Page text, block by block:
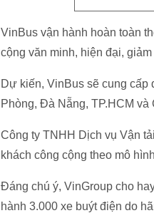
VinBus vận hành hoàn toàn
cộng văn minh, hiện đại,
Dự kiến, VinBus sẽ cung cấp
Phòng, Đà Nẵng, TP.HCM và
Công ty TNHH Dịch vụ Vận
khách công cộng theo mô
Đáng chú ý, VinGroup cho
hành 3.000 xe buýt điện do